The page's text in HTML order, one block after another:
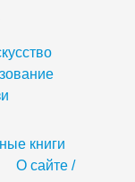
книги
О сайте /